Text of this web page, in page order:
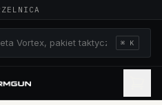
luneta Vortex, pakiet
⌘ K